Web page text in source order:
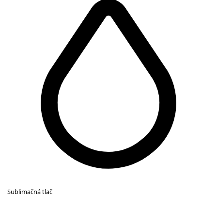
Sublimačná tlač